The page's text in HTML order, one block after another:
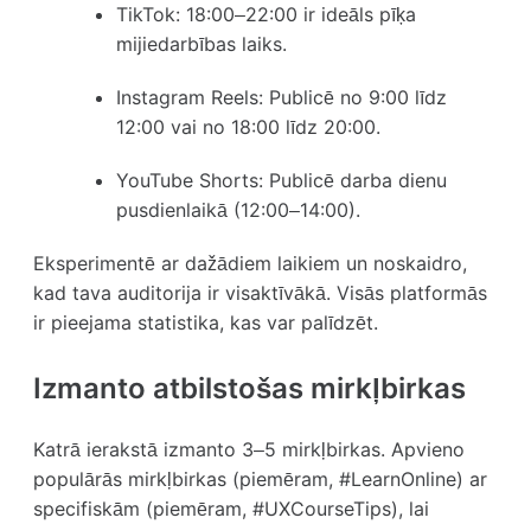
TikTok: 18:00–22:00 ir ideāls pīķa
mijiedarbības laiks.
Instagram Reels: Publicē no 9:00 līdz
12:00 vai no 18:00 līdz 20:00.
YouTube Shorts: Publicē darba dienu
pusdienlaikā (12:00–14:00).
Eksperimentē ar dažādiem laikiem un noskaidro,
kad tava auditorija ir visaktīvākā. Visās platformās
ir pieejama statistika, kas var palīdzēt.
Izmanto atbilstošas mirkļbirkas
Katrā ierakstā izmanto 3–5 mirkļbirkas. Apvieno
populārās mirkļbirkas (piemēram, #LearnOnline) ar
specifiskām (piemēram, #UXCourseTips), lai